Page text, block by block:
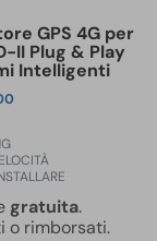
o
GPS 4G per
II Plug & Play
Intelligenti
gratuita.
o rimborsati.